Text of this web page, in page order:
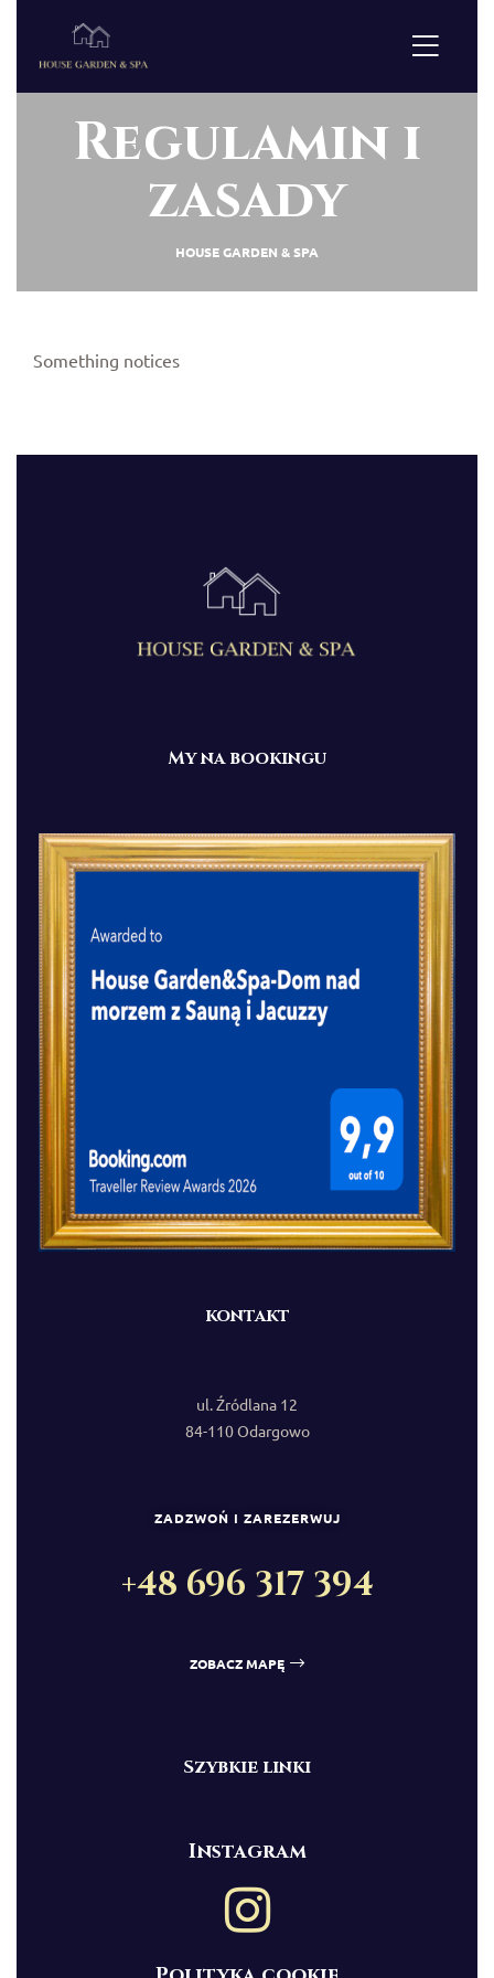
Regulamin i
zasady
HOUSE GARDEN & SPA
Something notices
My na bookingu
kontakt
ul. Źródlana 12
84-110 Odargowo
ZADZWOŃ I ZAREZERWUJ
+48 696 317 394
ZOBACZ MAPĘ
Szybkie linki
Instagram